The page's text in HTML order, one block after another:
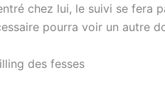
chez lui, le suivi se fera
pourra voir un autre
des fesses